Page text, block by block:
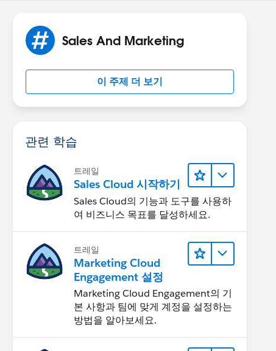
Sales And Marketing
이 주제 더 보기
관련 학습
트레일
Sales Cloud 시작하기
Sales Cloud의 기능과 도구를 사용하
여 비즈니스 목표를 달성하세요.
트레일
Marketing Cloud
Engagement 설정
Marketing Cloud Engagement의 기
본 사항과 팀에 맞게 계정을 설정하는
방법을 알아보세요.